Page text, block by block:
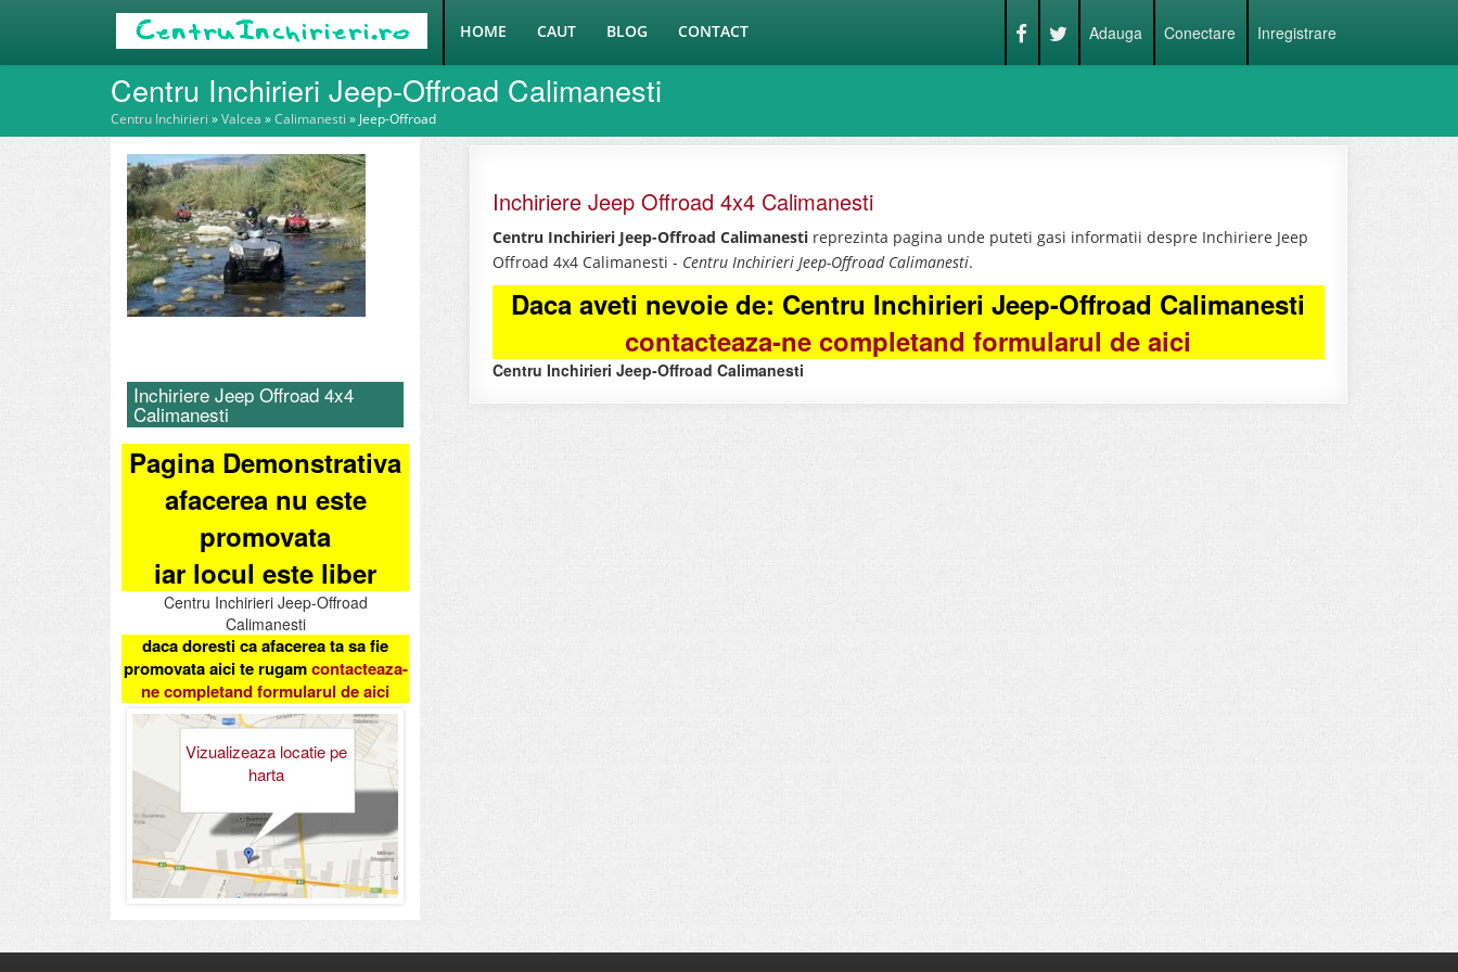
Adauga Conectare Inregistrare
HOME CAUT BLOG CONTACT
Centru Inchirieri Jeep-Offroad Calimanesti
Centru Inchirieri »Valcea »Calimanesti » Jeep-Offroad
Inchiriere Jeep Offroad 4x4
Calimanesti
Pagina Demonstrativa
afacerea nu este
promovata
iar locul este liber
Centru Inchirieri Jeep-Offroad
Calimanesti
daca doresti ca afacerea ta sa fie
promovata aici te rugamcontacteaza-
ne completand formularul de aici
Vizualizeaza locatie pe
harta
Inchiriere Jeep Offroad 4x4 Calimanesti
Centru Inchirieri Jeep-Offroad Calimanestireprezinta pagina unde puteti gasi informatii despre Inchiriere Jeep
Offroad 4x4 Calimanesti - Centru Inchirieri Jeep-Offroad Calimanesti.
Daca aveti nevoie de: Centru Inchirieri Jeep-Offroad Calimanesti
contacteaza-ne completand formularul de aici
Centru Inchirieri Jeep-Offroad Calimanesti